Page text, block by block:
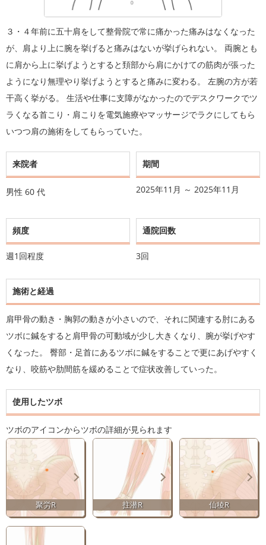
３・４年前に五十肩をして整骨院で常に痛かった痛みはなくなった
が、肩より上に腕を挙げると痛みはないが挙げられない。 両腕とも
に肩から上に挙げようとすると頚部から肩にかけての筋肉が張った
ようになり無理やり挙げようとすると痛みに変わる。 左腕の方が若
干高く挙がる。 生活や仕事に支障がなかったのでデスクワークでツ
ラくなる首こり・肩こりを電気施療やマッサージでラクにしてもら
いつつ肩の施術をしてもらっていた。
来院者
男性 60 代
期間
2025年11月 ～ 2025年11月
頻度
週1回程度
通院回数
3回
施術と経過
肩甲骨の動き・胸郭の動きが小さいので、それに関連する肘にある
ツボに鍼をすると肩甲骨の可動域が少し大きくなり、腕が挙げやす
くなった。 臀部・足首にあるツボに鍼をすることで更にあげやすく
なり、咬筋や肋間筋を緩めることで症状改善していった。
使用したツボ
ツボのアイコンからツボの詳細が見られます
聚労R 拄潜R 仙稜R